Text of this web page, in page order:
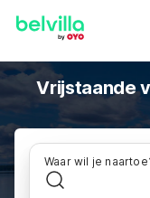
Vrijstaande
Waar wil je